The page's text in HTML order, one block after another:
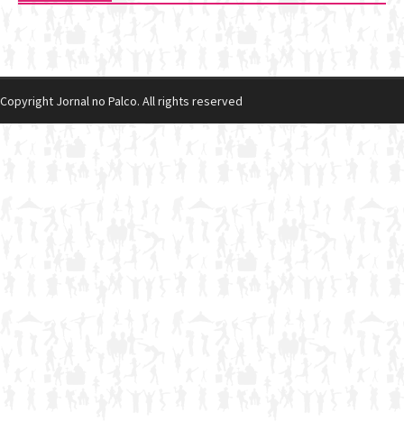
Copyright Jornal no Palco. All rights reserved